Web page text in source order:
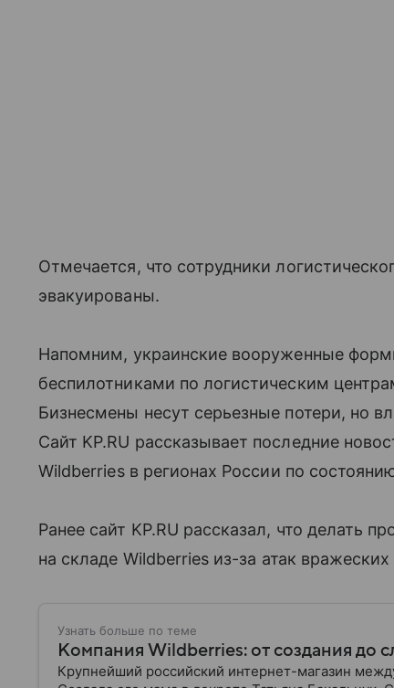
Отмечается, что сотрудники
эвакуированы.
Напомним, украинские вооруженные
беспилотниками по логистическим
Бизнесмены несут серьезные потери, но
Сайт KP.RU рассказывает последние
Wildberries в регионах России по
Ранее сайт KP.RU рассказал, что делать
на складе Wildberries из-за атак
Узнать больше по теме
Компания Wildberries: от создания до
Крупнейший российский интернет-магазин